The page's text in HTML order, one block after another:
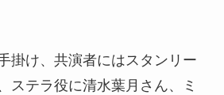
掛け、共演者にはスタンリー
ステラ役に清水葉月さん、ミ